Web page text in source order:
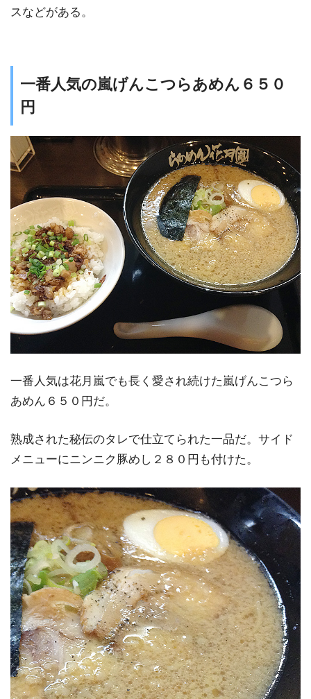
スなどがある。
一番人気の嵐げんこつらあめん６５０
円
一番人気は花月嵐でも長く愛され続けた嵐げんこつら
あめん６５０円だ。
熟成された秘伝のタレで仕立てられた一品だ。サイド
メニューにニンニク豚めし２８０円も付けた。